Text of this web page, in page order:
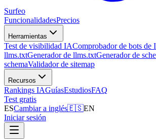
Surfeo
FuncionalidadesPrecios
Herramientas
Test de visibilidad IAComprobador de bots de
llms.txtGenerador de llms.txtGenerador de
schemaValidador de sitemap
Recursos
Rankings IAGuíasEstudiosFAQ
Test gratis
ESCambiar a inglés🇪🇸EN
Iniciar sesión